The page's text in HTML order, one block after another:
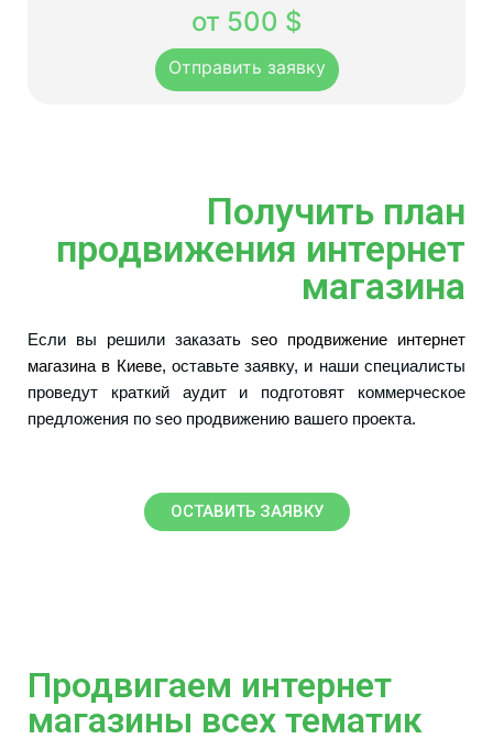
от 500 $
Отправить заявку
Получить план
продвижения интернет
магазина
Если вы решили заказать seo продвижение интернет
магазина в Киеве, оставьте заявку, и наши специалисты
проведут краткий аудит и подготовят коммерческое
предложения по seo продвижению вашего проекта.
ОСТАВИТЬ ЗАЯВКУ
Продвигаем интернет
магазины всех тематик